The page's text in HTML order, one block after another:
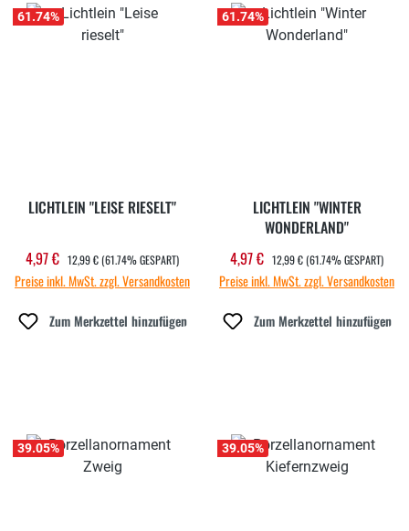
61.74%
LICHTLEIN "LEISE RIESELT"
Verkaufspreis:
4,97 € REGULÄRER PREIS:
12,99 €(61.74% GESPART)
Preise inkl. MwSt. zzgl. Versandkosten
Zum Merkzettel hinzufügen
61.74%
LICHTLEIN "WINTER
WONDERLAND"
Verkaufspreis:
4,97 € REGULÄRER PREIS:
12,99 €(61.74% GESPART)
Preise inkl. MwSt. zzgl. Versandkosten
Zum Merkzettel hinzufügen
39.05% 39.05%